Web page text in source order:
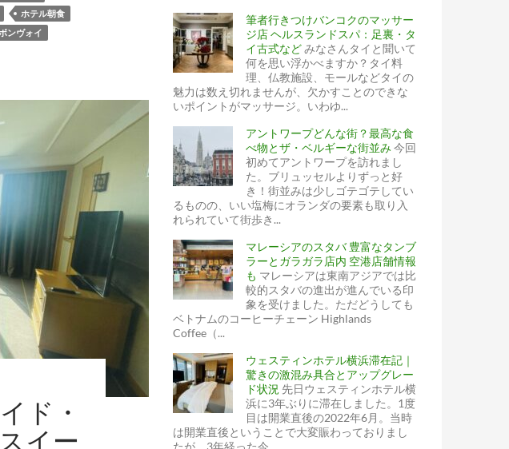
ホテル朝食
ンヴォイ
ド・
イー
筆者行きつけバンコクのマッサー
ジ店 ヘルスランドスパ：足裏・タ
イ古式などみなさんタイと聞いて
何を思い浮かべますか？タイ料
理、仏教施設、モールなどタイの
魅力は数え切れませんが、欠かすことのできな
いポイントがマッサージ。いわゆ...
アントワープどんな街？最高な食
べ物とザ・ベルギーな街並み 今回
初めてアントワープを訪れまし
た。ブリュッセルよりずっと好
き！街並みは少しゴテゴテしてい
るものの、いい塩梅にオランダの要素も取り入
れられていて街歩き...
マレーシアのスタバ 豊富なタンブ
ラーとガラガラ店内 空港店舗情報
も マレーシアは東南アジアでは比
較的スタバの進出が進んでいる印
象を受けました。ただどうしても
ベトナムのコーヒーチェーン Highlands
Coffee（...
ウェスティンホテル横浜滞在記｜
驚きの激混み具合とアップグレー
ド状況 先日ウェスティンホテル横
浜に3年ぶりに滞在しました。1度
目は開業直後の2022年6月。当時
は開業直後ということで大変賑わっておりまし
たが、3年経った今...